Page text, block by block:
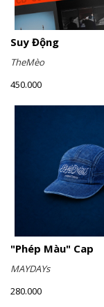
Suy Động
TheMèo
450.000
"Phép Màu" Cap
MAYDAYs
280.000